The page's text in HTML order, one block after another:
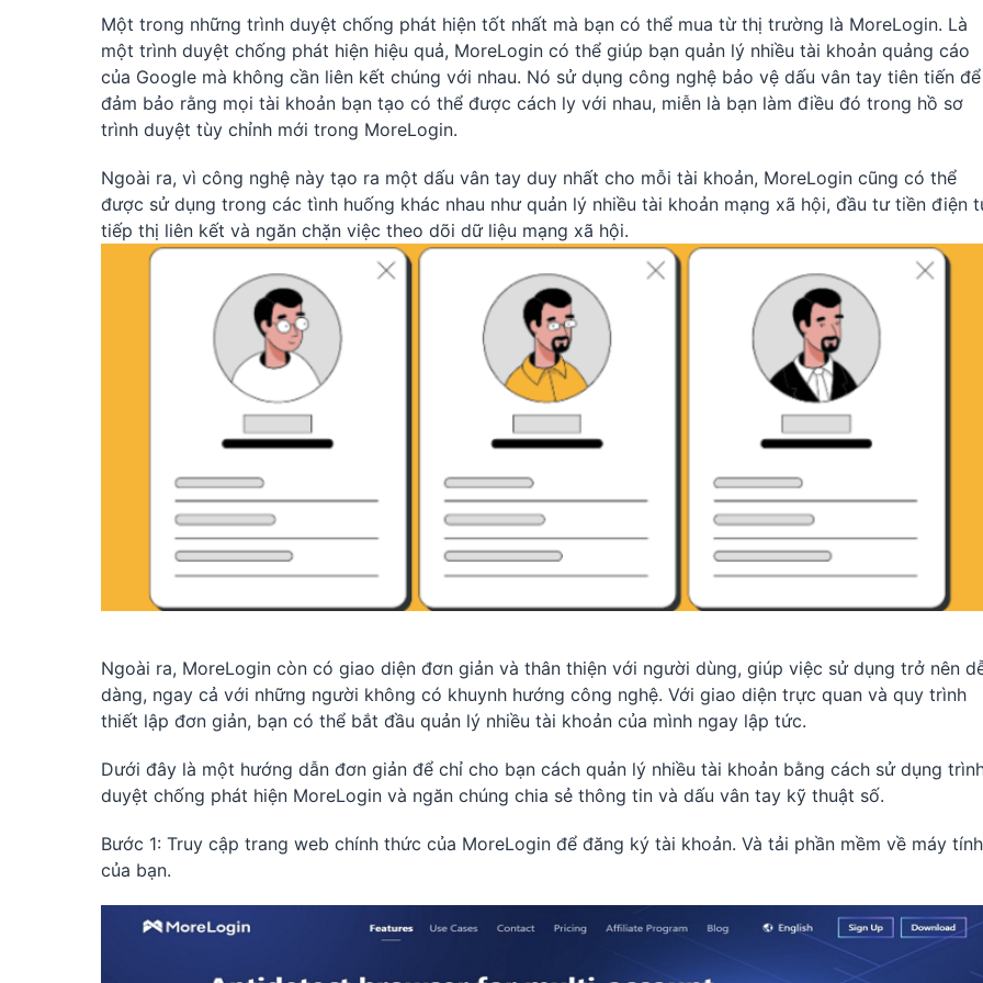
Một trong những trình duyệt chống phát hiện tốt nhất mà bạn có thể mua từ thị trường là MoreLogin. Là
một trình duyệt chống phát hiện hiệu quả, MoreLogin có thể giúp bạn quản lý nhiều tài khoản quảng cáo
của Google mà không cần liên kết chúng với nhau. Nó sử dụng công nghệ bảo vệ dấu vân tay tiên tiến để
đảm bảo rằng mọi tài khoản bạn tạo có thể được cách ly với nhau, miễn là bạn làm điều đó trong hồ sơ
trình duyệt tùy chỉnh mới trong MoreLogin.
Ngoài ra, vì công nghệ này tạo ra một dấu vân tay duy nhất cho mỗi tài khoản, MoreLogin cũng có thể
được sử dụng trong các tình huống khác nhau như quản lý nhiều tài khoản mạng xã hội, đầu tư tiền điện
tiếp thị liên kết và ngăn chặn việc theo dõi dữ liệu mạng xã hội.
Ngoài ra, MoreLogin còn có giao diện đơn giản và thân thiện với người dùng, giúp việc sử dụng trở nên
dàng, ngay cả với những người không có khuynh hướng công nghệ. Với giao diện trực quan và quy trình
thiết lập đơn giản, bạn có thể bắt đầu quản lý nhiều tài khoản của mình ngay lập tức.
Dưới đây là một hướng dẫn đơn giản để chỉ cho bạn cách quản lý nhiều tài khoản bằng cách sử dụng
duyệt chống phát hiện MoreLogin và ngăn chúng chia sẻ thông tin và dấu vân tay kỹ thuật số.
Bước 1: Truy cập trang web chính thức của MoreLogin để đăng ký tài khoản. Và tải phần mềm về máy tính
của bạn.